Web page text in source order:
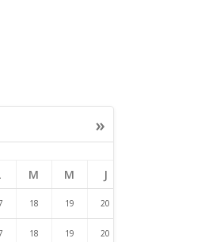
»
M M J
18 19 20
18 19 20